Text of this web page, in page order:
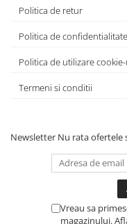
Politica de retur
Politica de confidentialitate
Politica de utilizare
Termeni si conditii
Newsletter Nu rata ofertele
Vreau sa
magazinului.